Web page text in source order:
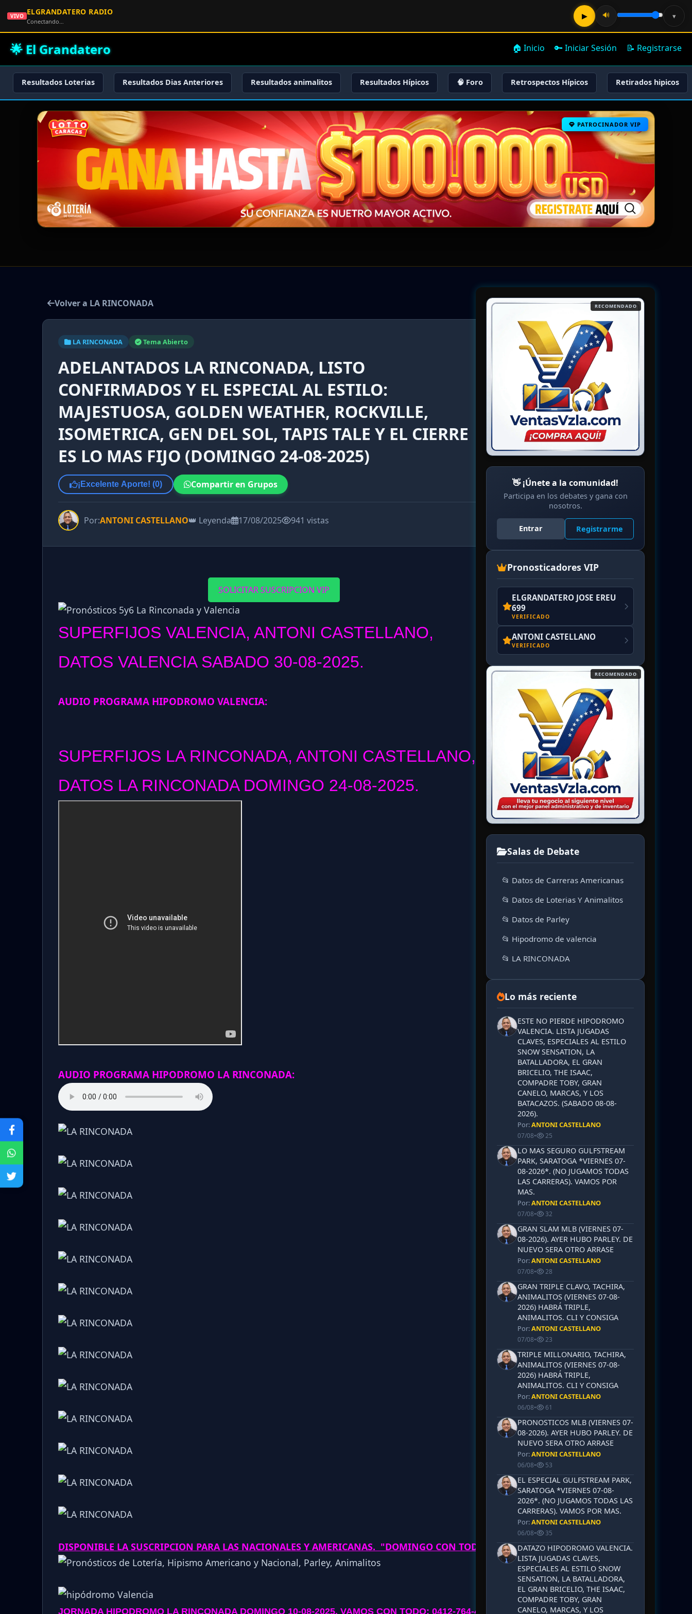
🌟 El Grandatero 🏠 Inicio 🔑 Iniciar Sesión 📝 Registrarse
Resultados Loterias Resultados Dias Anteriores Resultados animalitos Resultados Hípicos 🧠 Foro Retrospectos Hípicos Retirados hipicos
PATROCINADOR VIP
Volver a LA RINCONADA
LA RINCONADA Tema Abierto
ADELANTADOS LA RINCONADA, LISTO
CONFIRMADOS Y EL ESPECIAL AL ESTILO:
MAJESTUOSA, GOLDEN WEATHER, ROCKVILLE,
ISOMETRICA, GEN DEL SOL, TAPIS TALE Y EL CIERRE
ES LO MAS FIJO (DOMINGO 24-08-2025)
¡Excelente Aporte! (0) Compartir en Grupos
Por:ANTONI CASTELLANO👑 Leyenda 17/08/2025 941 vistas
SOLICITAR SUSCRIPCION VIP
SUPERFIJOS VALENCIA, ANTONI CASTELLANO,
DATOS VALENCIA SABADO 30-08-2025.
AUDIO PROGRAMA HIPODROMO VALENCIA:
SUPERFIJOS LA RINCONADA, ANTONI CASTELLANO,
DATOS LA RINCONADA DOMINGO 24-08-2025.
AUDIO PROGRAMA HIPODROMO LA RINCONADA:
DISPONIBLE LA SUSCRIPCION PARA LAS NACIONALES Y AMERICANAS. "DOMINGO CON TODO"
JORNADA HIPODROMO LA RINCONADA DOMINGO 10-08-2025. VAMOS CON TODO: 0412-764-49-
RECOMENDADO
👋 ¡Únete a la comunidad!
Participa en los debates y gana con
nosotros.
Entrar Registrarme
Pronosticadores VIP
ELGRANDATERO JOSE EREU
699
VERIFICADO
ANTONI CASTELLANO
VERIFICADO
RECOMENDADO
Salas de Debate
📂 Datos de Carreras Americanas
📂 Datos de Loterias Y Animalitos
📂 Datos de Parley
📂 Hipodromo de valencia
📂 LA RINCONADA
Lo más reciente
ESTE NO PIERDE HIPODROMO
VALENCIA. LISTA JUGADAS
CLAVES, ESPECIALES AL ESTILO
SNOW SENSATION, LA
BATALLADORA, EL GRAN
BRICELIO, THE ISAAC,
COMPADRE TOBY, GRAN
CANELO, MARCAS, Y LOS
BATACAZOS. (SABADO 08-08-
2026).
Por:ANTONI CASTELLANO
07/08• 25
LO MAS SEGURO GULFSTREAM
PARK, SARATOGA *VIERNES 07-
08-2026*. (NO JUGAMOS TODAS
LAS CARRERAS). VAMOS POR
MAS.
Por:ANTONI CASTELLANO
07/08• 32
GRAN SLAM MLB (VIERNES 07-
08-2026). AYER HUBO PARLEY. DE
NUEVO SERA OTRO ARRASE
Por:ANTONI CASTELLANO
07/08• 28
GRAN TRIPLE CLAVO, TACHIRA,
ANIMALITOS (VIERNES 07-08-
2026) HABRÁ TRIPLE,
ANIMALITOS. CLI Y CONSIGA
Por:ANTONI CASTELLANO
07/08• 23
TRIPLE MILLONARIO, TACHIRA,
ANIMALITOS (VIERNES 07-08-
2026) HABRÁ TRIPLE,
ANIMALITOS. CLI Y CONSIGA
Por:ANTONI CASTELLANO
06/08• 61
PRONOSTICOS MLB (VIERNES 07-
08-2026). AYER HUBO PARLEY. DE
NUEVO SERA OTRO ARRASE
Por:ANTONI CASTELLANO
06/08• 53
EL ESPECIAL GULFSTREAM PARK,
SARATOGA *VIERNES 07-08-
2026*. (NO JUGAMOS TODAS LAS
CARRERAS). VAMOS POR MAS.
Por:ANTONI CASTELLANO
06/08• 35
DATAZO HIPODROMO VALENCIA.
LISTA JUGADAS CLAVES,
ESPECIALES AL ESTILO SNOW
SENSATION, LA BATALLADORA,
EL GRAN BRICELIO, THE ISAAC,
COMPADRE TOBY, GRAN
CANELO, MARCAS, Y LOS
VIVO ELGRANDATERO RADIO
Conectando…
▶ 🔊 ▾